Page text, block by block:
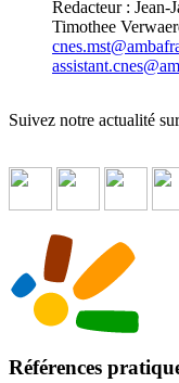
Redacteur : Jean-
Timothee
cnes.mst@
assistant.cnes@
Suivez notre actualité
Références